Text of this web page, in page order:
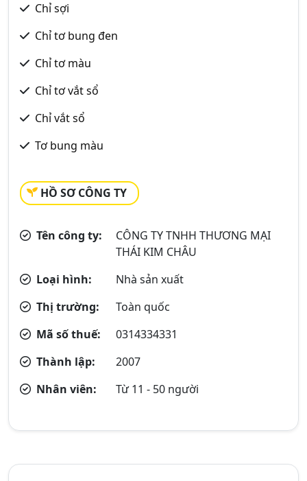
Chỉ sợi
Chỉ tơ bung đen
Chỉ tơ màu
Chỉ tơ vắt sổ
Chỉ vắt sổ
Tơ bung màu
HỒ SƠ CÔNG TY
Tên công ty:
CÔNG TY TNHH THƯƠNG MẠI
THÁI KIM CHÂU
Loại hình:
Nhà sản xuất
Thị trường:
Toàn quốc
Mã số thuế:
0314334331
Thành lập:
2007
Nhân viên:
Từ 11 - 50 người